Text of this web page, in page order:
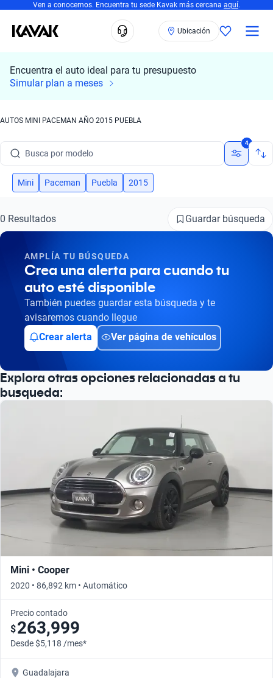
Ven a conocernos. Encuentra tu sede Kavak más cercana aquí.
Ubicación
Encuentra el auto ideal para tu presupuesto
Simular plan a meses
AUTOS MINI PACEMAN AÑO 2015 PUEBLA
Busca por versión
Busca por año
Busca por marca
Busca por versión
Busca por año
4
Mini Paceman Puebla 2015
0 Resultados Guardar búsqueda
AMPLÍA TU BÚSQUEDA
Crea una alerta para cuando tu
auto esté disponible
También puedes guardar esta búsqueda y te
avisaremos cuando llegue
Crear alerta
Ver página de vehículos
Explora otras opciones relacionadas a tu
busqueda:
Mini • Cooper
2020 • 86,892 km • Automático
Precio contado
$263,999
Desde $5,118 /mes*
Guadalajara